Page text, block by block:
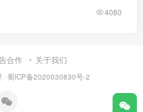
4080
合作 关于我们
· 蜀ICP备2020030830号-2